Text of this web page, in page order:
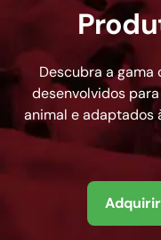
Descubra a
desenvolvidos
animal e adaptados